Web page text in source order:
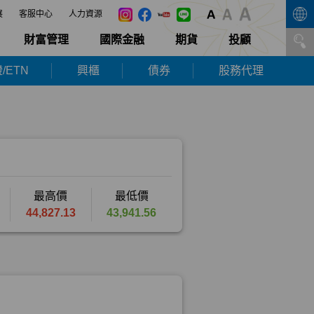
客服中心 人力資源
財富管理 國際金融 期貨 投顧
ETN 興櫃 債券 股務代理